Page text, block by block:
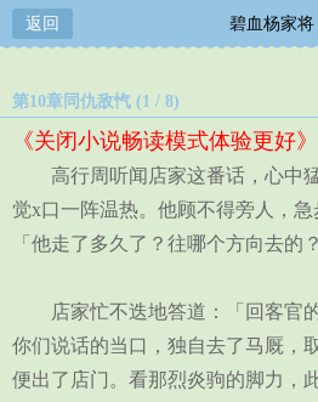
返回 碧血杨家将
第10章同仇敌忾 (1 / 8)
《关闭小说畅读模式体验更好》
高行周听闻店家这番话，心中猛
觉x口一阵温热。他顾不得旁人，急
「他走了多久了？往哪个方向去的？
店家忙不迭地答道：「回客官
你们说话的当口，独自去了马厩，
便出了店门。看那烈炎驹的脚力，